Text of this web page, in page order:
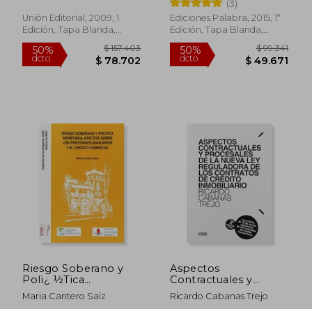
Moderna
Unión Editorial, 2009, 1
Edición, Tapa Blanda,
Nuevo
$ 78.702
(3)
Ediciones Palabra, 2015, 1ª
Edición, Tapa Blanda,
Nuevo
50%
Riesgo Soberano y
Polï¿ ½Tica
Monetaria: Efectos
Sobre los Prï¿
Maria Cantero Saiz
Aspectos
Contractuales y
Procesales de la
Nueva ley Reguladora
Ricardo Cabanas Trejo